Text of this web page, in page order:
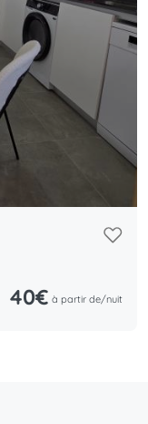
40€ à partir de/nuit